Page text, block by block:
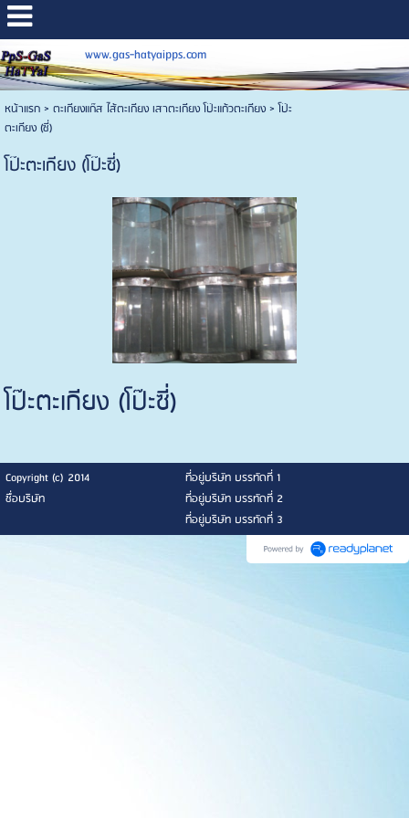
www.gas-hatyaipps.com
หน้าแรก> ตะเกียงแก๊ส ไส้ตะเกียง เสาตะเกียง โป๊ะแก้วตะเกียง>โป๊ะ
ตะเกียง (ซี่)
โป๊ะตะเกียง (โป๊ะซี่)
โป๊ะตะเกียง (โป๊ะซี่)
Copyright (c) 2014
ที่อยู่บริษัท บรรทัดที่ 1
ชื่อบริษัท
ที่อยู่บริษัท บรรทัดที่ 2
ที่อยู่บริษัท บรรทัดที่ 3